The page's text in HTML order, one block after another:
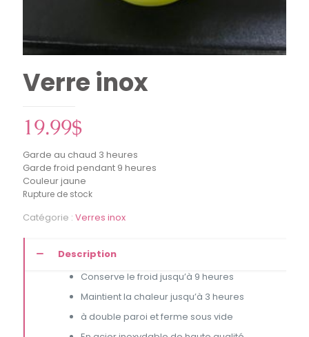
Verre inox
19.99$
Garde au chaud 3 heures
Garde froid pendant 9 heures
Couleur jaune
Rupture de stock
Catégorie : Verres inox
Description
Conserve le froid jusqu’à 9 heures
Maintient la chaleur jusqu’à 3 heures
à double paroi et ferme sous vide